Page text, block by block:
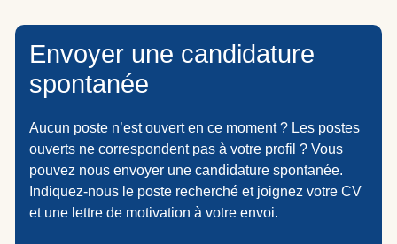
Envoyer une candidature
spontanée
Aucun poste n’est ouvert en ce moment ? Les postes
ouverts ne correspondent pas à votre profil ? Vous
pouvez nous envoyer une candidature spontanée.
Indiquez-nous le poste recherché et joignez votre CV
et une lettre de motivation à votre envoi.